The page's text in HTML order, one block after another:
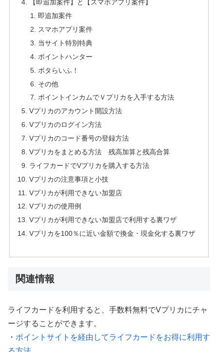
【即追加案件】と【スマホアプリ案件】
即追加案件
スマホアプリ案件
当サイト特別特典
ポイントハンター
ポタらいふ！
その他
ポイントインカムでＶプリカを入手する方法
Vプリカのアカウント開設方法
Vプリカのログイン方法
Vプリカのコード番号の登録方法
Vプリカをまとめる方法 残高加算と残高合算
ライフカードでVプリカを購入する方法
Vプリカの注意事項と小技
Vプリカが利用できない加盟店
Vプリカの使用例
Vプリカが利用できない加盟店で利用する裏ワザ
Vプリカを100％に近い金額で換金・現金化する裏ワザ
関連情報
ライフカードを利用すると、手数料無料でVプリカにチャ
ージすることができます。
・ ポイントサイトを経由してライフカードをお得に利用す